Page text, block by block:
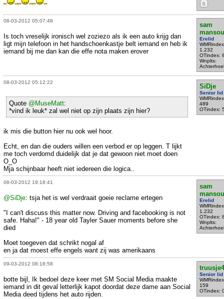
S
08-03-2012 05:07:48
sam
Erelid
1.232
OTindex:
Wnplts:
Is toch vreselijk ironisch wel zoziezo als ik een auto krijg dan
ligt mijn telefoon in het handschoenkastje belt iemand en heb ik
iemand bij me dan kan die effe nota maken erover
08-03-2012 05:12:22
SiDje
Senior lid
489
OTindex:
Quote @MuseMatt:
*vind ik leuk* zal wel niet op zijn plaats zijn hier?
ik mis die button hier nu ook wel hoor.
Echt, en dan die ouders willen een verbod er op leggen. T lijkt
me toch verdomd duidelijk dat je dat gewoon niet moet doen
O_O
Mja schijnbaar heeft niet iedereen die logica..
08-03-2012 19:18:41
sam
Erelid
1.232
OTindex:
Wnplts:
@SiDje: tsja het is wel verdraait goeie reclame ertegen
"I can't discuss this matter now. Driving and facebooking is not
safe. Haha!" - 18 year old Tayler Sauer moments before she
died
Moet toegeven dat schrikt nogal af
en ja dat moest effe engels want zij was amerikaans
09-03-2012 08:18:58
truusje4
Senior lid
159
OTindex:
botte bijl, Ik bedoel deze keer met SM Social Media maakte
iemand in dit geval letterlijk kapot doordat deze dame aan Social
Media deed tijdens het auto rijden.